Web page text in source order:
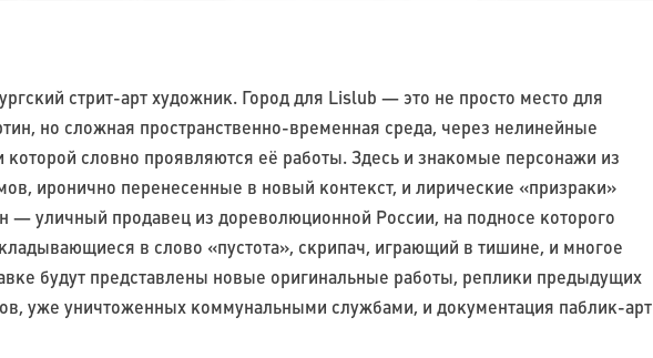
стрит-арт художник. Город для Lislub — это не просто место для
но сложная пространственно-временная среда, через нелинейные
словно проявляются её работы. Здесь и знакомые персонажи из
иронично перенесенные в новый контекст, и лирические «призраки»
уличный продавец из дореволюционной России, на подносе которого
в слово «пустота», скрипач, играющий в тишине, и многое
будут представлены новые оригинальные работы, реплики предыдущих
уже уничтоженных коммунальными службами, и документация паблик-арт